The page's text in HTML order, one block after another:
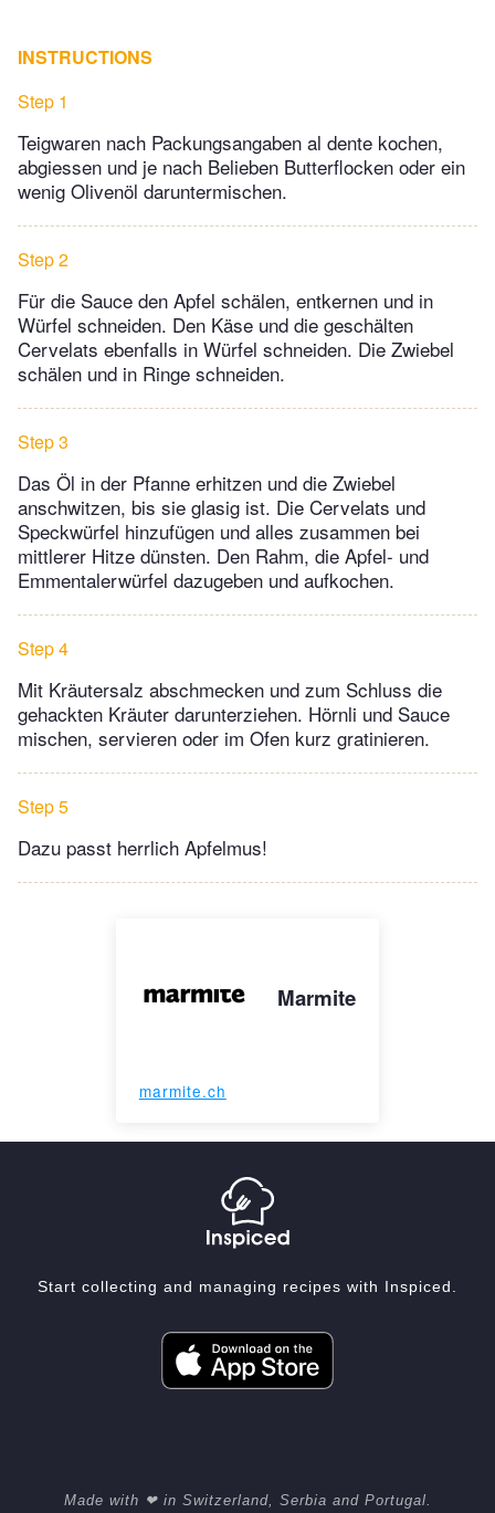
INSTRUCTIONS
Step 1
Teigwaren nach Packungsangaben al dente kochen,
abgiessen und je nach Belieben Butterflocken oder ein
wenig Olivenöl daruntermischen.
Step 2
Für die Sauce den Apfel schälen, entkernen und in
Würfel schneiden. Den Käse und die geschälten
Cervelats ebenfalls in Würfel schneiden. Die Zwiebel
schälen und in Ringe schneiden.
Step 3
Das Öl in der Pfanne erhitzen und die Zwiebel
anschwitzen, bis sie glasig ist. Die Cervelats und
Speckwürfel hinzufügen und alles zusammen bei
mittlerer Hitze dünsten. Den Rahm, die Apfel- und
Emmentalerwürfel dazugeben und aufkochen.
Step 4
Mit Kräutersalz abschmecken und zum Schluss die
gehackten Kräuter darunterziehen. Hörnli und Sauce
mischen, servieren oder im Ofen kurz gratinieren.
Step 5
Dazu passt herrlich Apfelmus!
Marmite
marmite.ch
Start collecting and managing recipes with Inspiced.
Made with ❤ in Switzerland, Serbia and Portugal.